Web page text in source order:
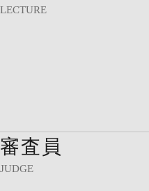
LECTURE
審査員
JUDGE